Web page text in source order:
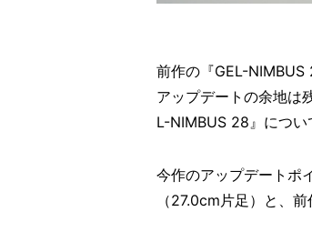
前作の『GEL-NIMBUS
アップデートの余地は
L-NIMBUS 28』につい
今作のアップデートポ
（27.0cm片足）と、